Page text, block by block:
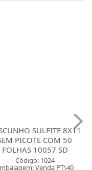
SULFITE 8X11
PICOTE COM 50
FOLHAS 10057 SD
Código: 1024
Venda PT\40